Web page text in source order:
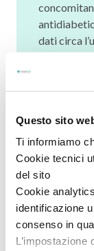
Questo sito
Ti informiamo
Cookie tecnici
del sito
Cookie
identificazione
consenso in
L’impostazione
dati circa
il
emorragia
sospesa.
Pertanto
medico,
per il
in
valida.